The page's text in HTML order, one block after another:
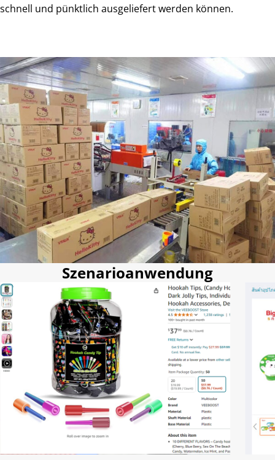
schnell und pünktlich ausgeliefert werden können.
Szenarioanwendung